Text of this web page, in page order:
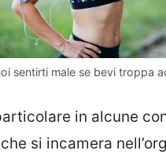
sentirti male se bevi troppa
in alcune
che si incamera